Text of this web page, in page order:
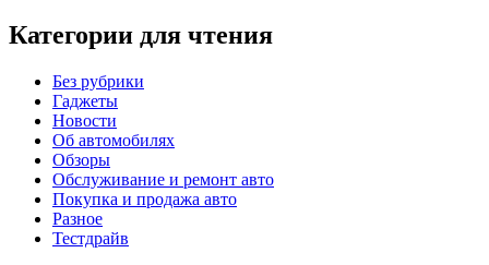
Категории для чтения
Без рубрики
Гаджеты
Новости
Об автомобилях
Обзоры
Обслуживание и ремонт авто
Покупка и продажа авто
Разное
Тестдрайв